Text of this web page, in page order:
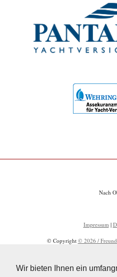
Wir bieten Ihnen ein
Nach
Impressum |
© Copyright © 2026 /